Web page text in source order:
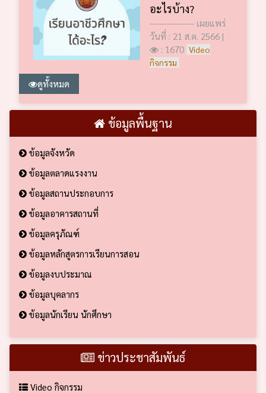
อะไรบ้าง?
--------------- เผยแพร่
วันที่ : 21 ส.ค. 2566 |
: 1670 Video
กิจกรรม
ดูทั้งหมด
ข้อมูลพื้นฐาน
ข้อมูลจังหวัด
ข้อมูลตลาดแรงงาน
ข้อมูลสถานประกอบการ
ข้อมูลอาคารสถานที่
ข้อมูลครุภัณฑ์
ข้อมูลหลักสูตรการเรียนการสอน
ข้อมูลงบประมาณ
ข้อมูลบุคลากร
ข้อมูลนักเรียน นักศึกษา
ข่าวประชาสัมพันธ์
Video กิจกรรม